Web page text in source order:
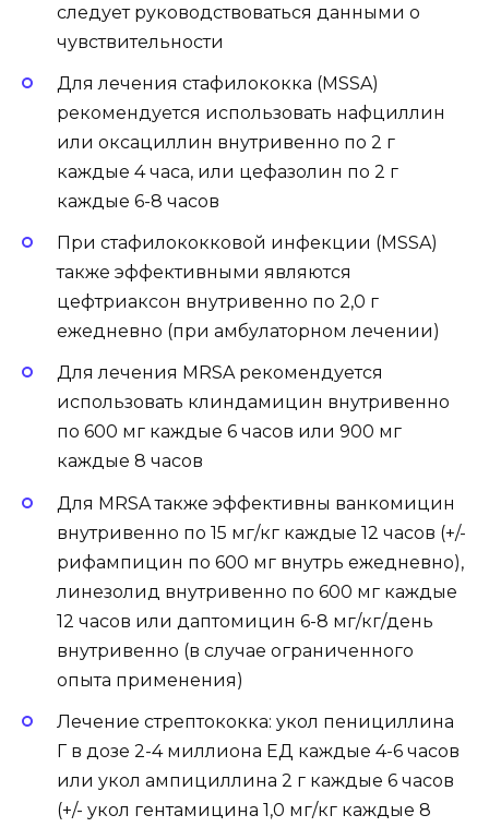
следует руководствоваться данными о
чувствительности
Для лечения стафилококка (MSSA)
рекомендуется использовать нафциллин
или оксациллин внутривенно по 2 г
каждые 4 часа, или цефазолин по 2 г
каждые 6-8 часов
При стафилококковой инфекции (MSSA)
также эффективными являются
цефтриаксон внутривенно по 2,0 г
ежедневно (при амбулаторном лечении)
Для лечения MRSA рекомендуется
использовать клиндамицин внутривенно
по 600 мг каждые 6 часов или 900 мг
каждые 8 часов
Для MRSA также эффективны ванкомицин
внутривенно по 15 мг/кг каждые 12 часов (+/-
рифампицин по 600 мг внутрь ежедневно),
линезолид внутривенно по 600 мг каждые
12 часов или даптомицин 6-8 мг/кг/день
внутривенно (в случае ограниченного
опыта применения)
Лечение стрептококка: укол пенициллина
Г в дозе 2-4 миллиона ЕД каждые 4-6 часов
или укол ампициллина 2 г каждые 6 часов
(+/- укол гентамицина 1,0 мг/кг каждые 8